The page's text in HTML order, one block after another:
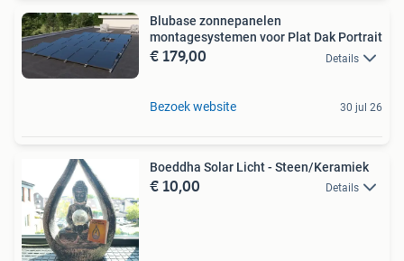
Blubase zonnepanelen
montagesystemen voor Plat Dak Portrait
€ 179,00 Details
Bezoek website 30 jul 26
Boeddha Solar Licht - Steen/Keramiek
€ 10,00 Details